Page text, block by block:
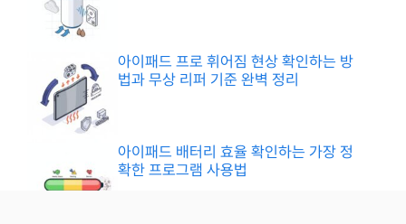
아이패드 프로 휘어짐 현상 확인하는 방
법과 무상 리퍼 기준 완벽 정리
아이패드 배터리 효율 확인하는 가장 정
확한 프로그램 사용법